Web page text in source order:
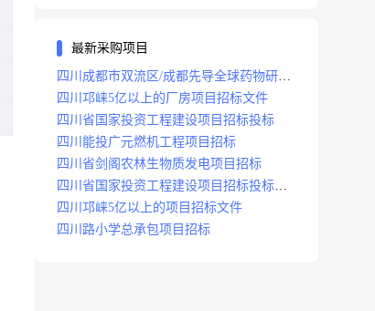
最新采购项目
四川成都市双流区/成都先导全球药物研发
生产基地(一期)(dj)项目招标标段
四川邛崃5亿以上的厂房项目招标文件
四川省国家投资工程建设项目招标投标
四川能投广元燃机工程项目招标
四川省剑阁农林生物质发电项目招标
四川省国家投资工程建设项目招标投标
2008年版
四川邛崃5亿以上的项目招标文件
四川路小学总承包项目招标